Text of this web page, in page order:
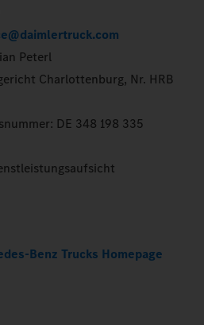
Peterl
Charlottenburg, Nr. HRB
DE 348 198 335
Benz Trucks Homepage